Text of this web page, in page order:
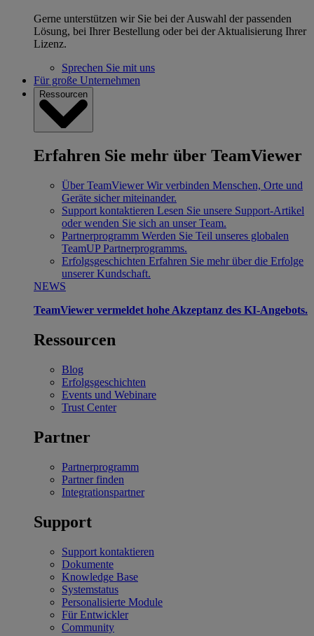
Gerne unterstützen wir Sie bei der Auswahl der passenden
Lösung, bei Ihrer Bestellung oder bei der Aktualisierung Ihrer
Lizenz.
Sprechen Sie mit uns
Für große Unternehmen
Ressourcen
Erfahren Sie mehr über TeamViewer
Über TeamViewer Wir verbinden Menschen, Orte und
Geräte sicher miteinander.
Support kontaktieren Lesen Sie unsere Support-Artikel
oder wenden Sie sich an unser Team.
Partnerprogramm Werden Sie Teil unseres globalen
TeamUP Partnerprogramms.
Erfolgsgeschichten Erfahren Sie mehr über die Erfolge
unserer Kundschaft.
NEWS
TeamViewer vermeldet hohe Akzeptanz des KI-Angebots.
Ressourcen
Blog
Erfolgsgeschichten
Events und Webinare
Trust Center
Partner
Partnerprogramm
Partner finden
Integrationspartner
Support
Support kontaktieren
Dokumente
Knowledge Base
Systemstatus
Personalisierte Module
Für Entwickler
Community